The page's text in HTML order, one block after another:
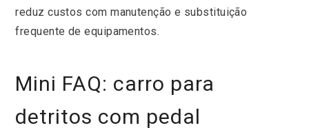
reduz custos com manutenção e substituição
frequente de equipamentos.
Mini FAQ: carro para
detritos com pedal